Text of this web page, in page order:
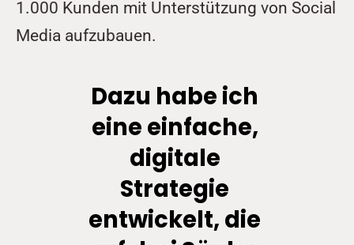
1.000 Kunden mit Unterstützung von Social
Media aufzubauen.
Dazu habe ich
eine einfache,
digitale
Strategie
entwickelt, die